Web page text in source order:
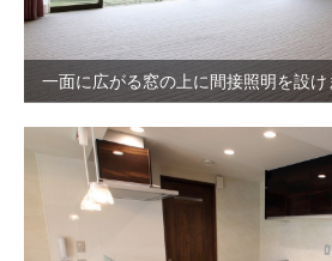
一面に広がる窓の上に間接照明を設け